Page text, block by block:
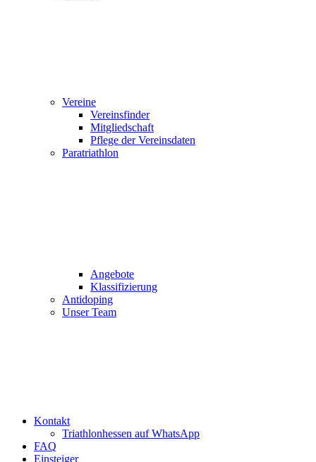
Vereine
Vereinsfinder
Mitgliedschaft
Pflege der Vereinsdaten
Paratriathlon
Angebote
Klassifizierung
Antidoping
Unser Team
Kontakt
Triathlonhessen auf WhatsApp
FAQ
Einsteiger